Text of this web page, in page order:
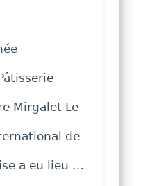
Mirgalet Le
de
a eu lieu …